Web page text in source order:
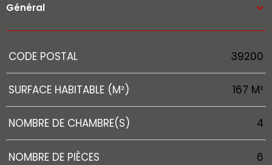
Général
Caractérisque
CODE POSTAL 39200
SURFACE HABITABLE (M²) 167 M²
NOMBRE DE CHAMBRE(S) 4
NOMBRE DE PIÈCES 6